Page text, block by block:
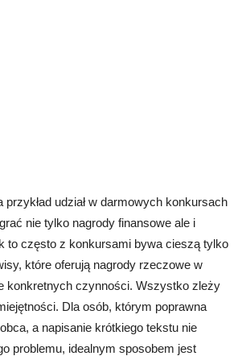
przykład udział w darmowych konkursach
nie tylko nagrody finansowe ale i
to często z konkursami bywa cieszą tylko
które oferują nagrody rzeczowe w
konkretnych czynności. Wszystko zleży
Dla osób, którym poprawna
a napisanie krótkiego tekstu nie
problemu, idealnym sposobem jest